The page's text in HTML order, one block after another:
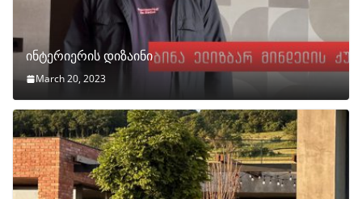
ინტერიერის დიზაინი
March 20, 2023